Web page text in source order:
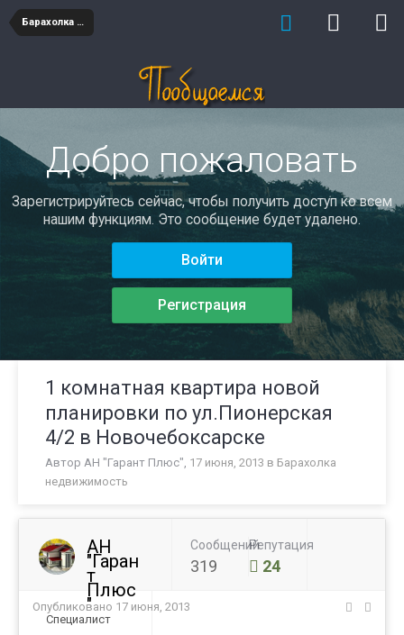
Барахолка недвижимость
Добро пожаловать
Зарегистрируйтесь сейчас, чтобы получить доступ ко всем
нашим функциям. Это сообщение будет удалено.
Войти
Регистрация
1 комнатная квартира новой
планировки по ул.Пионерская
4/2 в Новочебоксарске
Автор АН "Гарант Плюс", 17 июня, 2013 в Барахолка
недвижимость
АН
"Гаран
т
Плюс
"
Специалист
Сообщений
319
Репутация
24
Опубликовано 17 июня, 2013